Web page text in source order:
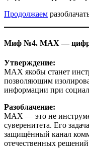
Продолжаем
Миф №4. MAX —
Утверждение:
MAX якобы станет
позволяющим
информации при
Разоблачение:
MAX — это не
суверенитета. Его
защищённый канал
отечественных